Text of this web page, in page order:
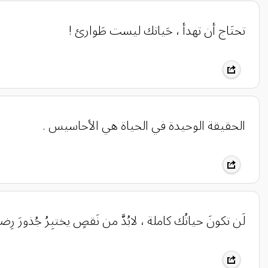
تحتَاج أن تهدأ ، حَياتك ليست طَوارئ !
الحقيقة الوحيدة في الحياة هي الأحاسيس .
لَن تكونَ حياتُك كاملة ، لابُدَّ من نَقصٍ يختبِرُ جُذورَ